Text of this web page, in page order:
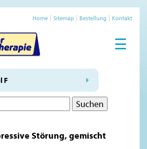
Home Sitemap Bestellung Kontakt
☰
F
Störung, gemischt